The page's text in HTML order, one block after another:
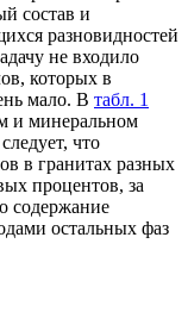
состав и
разновидностей
не входило
которых в
мало. В табл. 1
и минеральном
что
в гранитах разных
процентов, за
содержание
остальных фаз